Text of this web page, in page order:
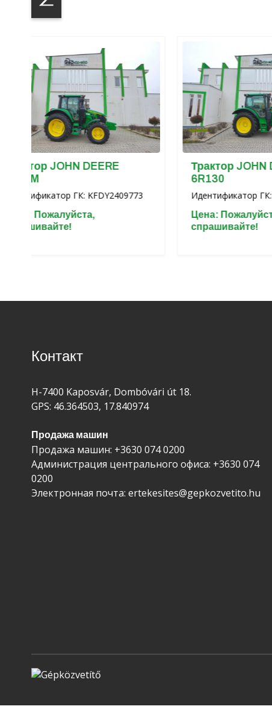
DEERE
ГК: KFDY2409773
Трактор JOHN DEERE
Идентификатор ГК: KFDY2409776
Цена: Пожалуйста,
спрашивайте!
Контакт
H-7400 Kaposvár, Dombóvári út 18.
GPS: 46.364503, 17.840974
Продажа машин
Продажа машин: +3630 074 0200
Администрация центрального офиса: +3630 074
0200
Электронная почта: ertekesites@gepkozvetito.hu